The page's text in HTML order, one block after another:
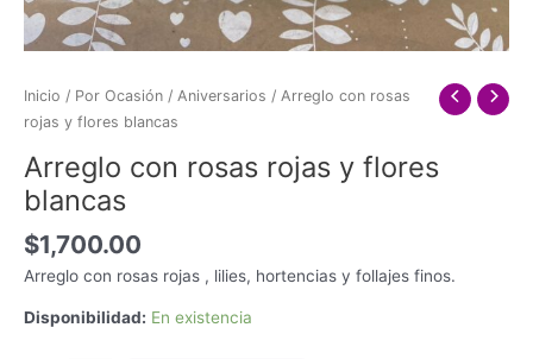
Inicio / Por Ocasión / Aniversarios / Arreglo con rosas
rojas y flores blancas
Arreglo con rosas rojas y flores
blancas
$1,700.00
Arreglo con rosas rojas , lilies, hortencias y follajes finos.
Disponibilidad: En existencia